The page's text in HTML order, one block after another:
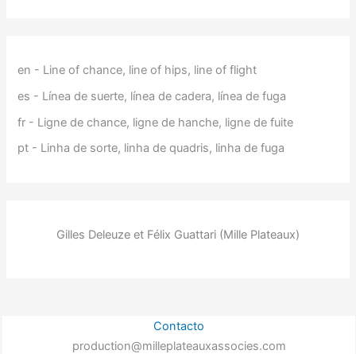
en - Line of chance, line of hips, line of flight
es - Línea de suerte, línea de cadera, línea de fuga
fr - Ligne de chance, ligne de hanche, ligne de fuite
pt - Linha de sorte, linha de quadris, linha de fuga
Gilles Deleuze et Félix Guattari (Mille Plateaux)
Contacto
production@milleplateauxassocies.com